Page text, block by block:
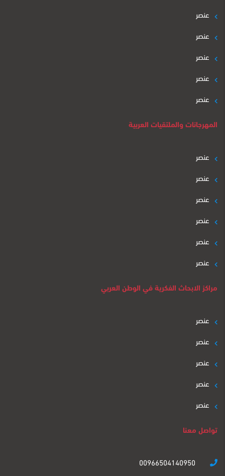
عنصر
عنصر
عنصر
عنصر
عنصر
المهرجانات والملتقيات العربية
عنصر
عنصر
عنصر
عنصر
عنصر
عنصر
مراكز الابحاث الفكرية في الوطن العربي
عنصر
عنصر
عنصر
عنصر
عنصر
تواصل معنا